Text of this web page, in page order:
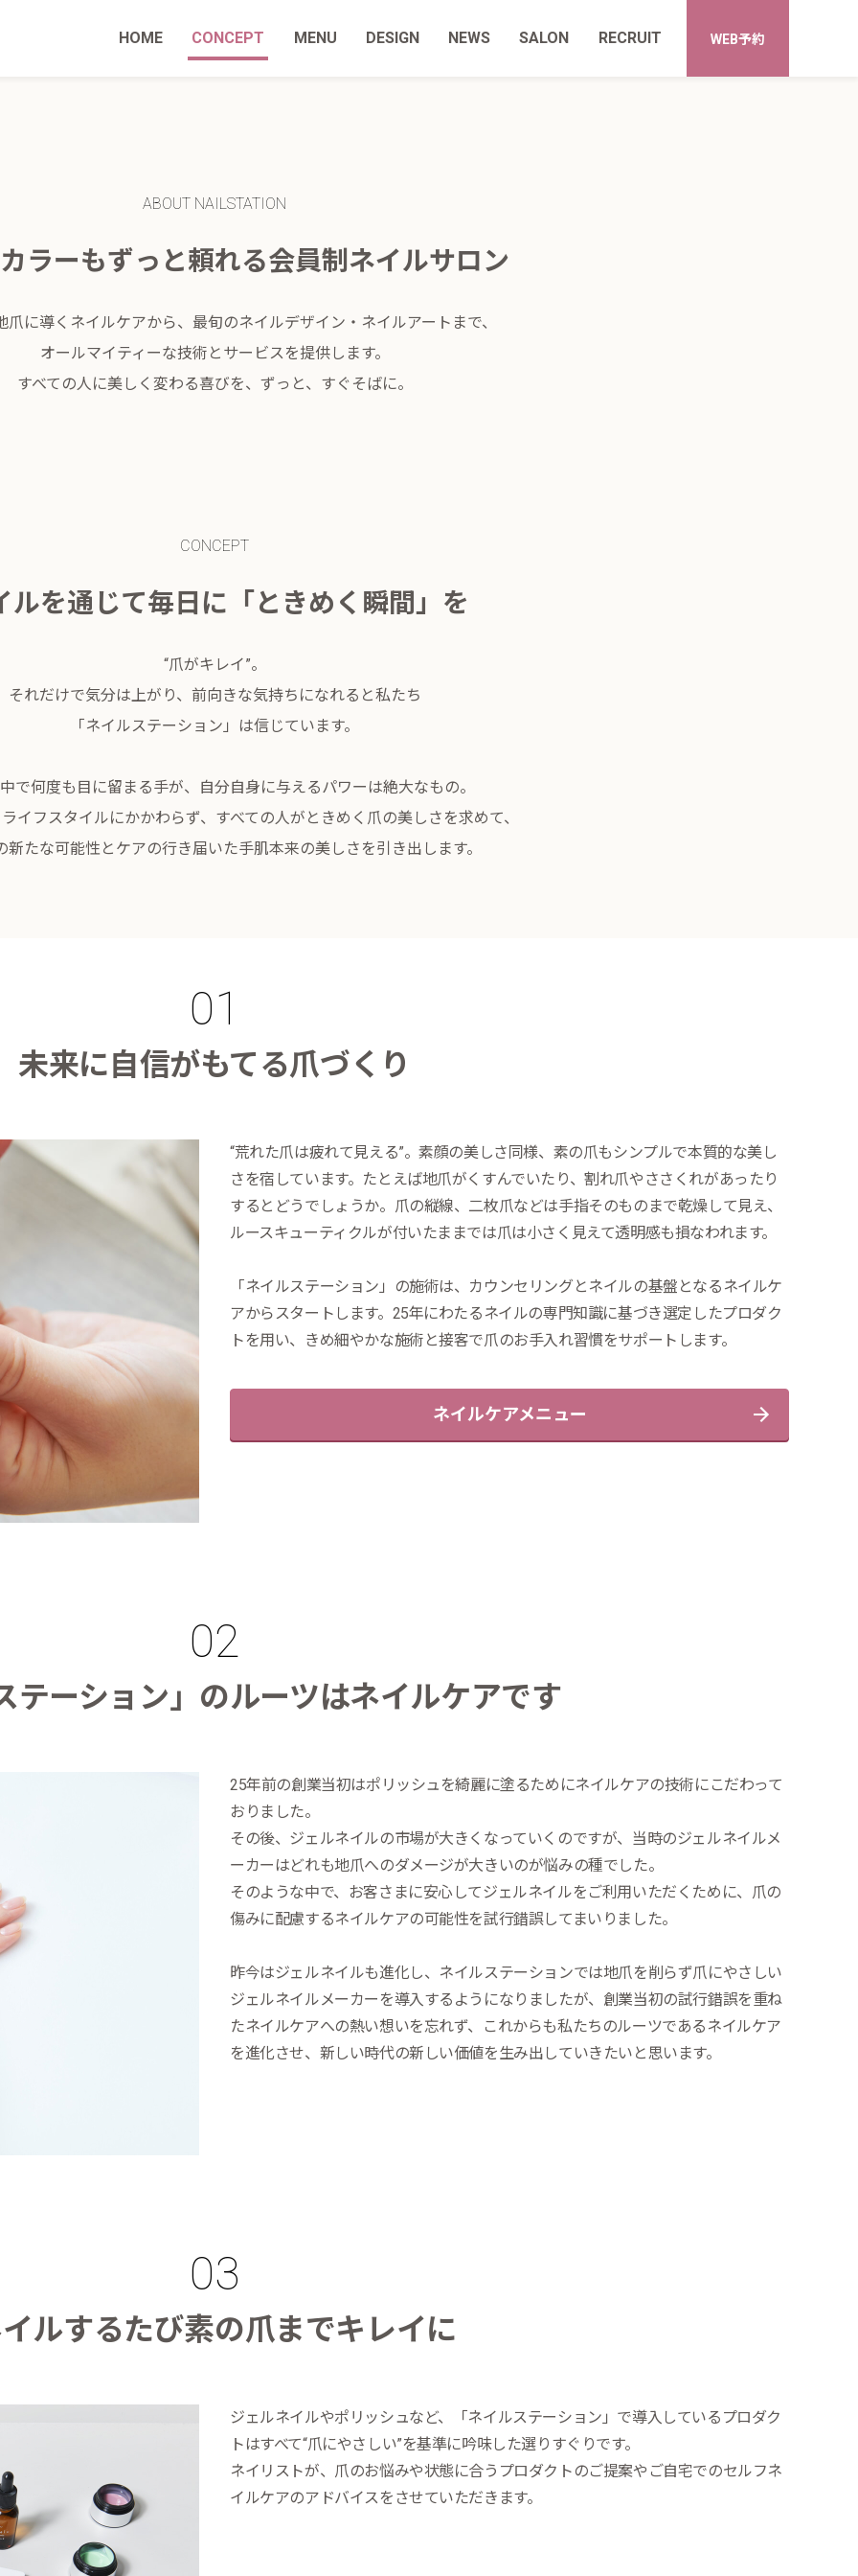
HOME CONCEPT MENU DESIGN NEWS SALON RECRUIT WEB予約
ABOUT NAILSTATION
ラーもずっと頼れる会員制ネイルサロン
爪に導くネイルケアから、最旬のネイルデザイン・ネイルアートまで、
オールマイティーな技術とサービスを提供します。
すべての人に美しく変わる喜びを、ずっと、すぐそばに。
CONCEPT
ルを通じて毎日に「ときめく瞬間」を
“爪がキレイ”。
それだけで気分は上がり、前向きな気持ちになれると私たち
「ネイルステーション」は信じています。
で何度も目に留まる手が、自分自身に与えるパワーは絶大なもの。
イフスタイルにかかわらず、すべての人がときめく爪の美しさを求めて、
新たな可能性とケアの行き届いた手肌本来の美しさを引き出します。
未来に自信がもてる爪づくり
“荒れた爪は疲れて見える”。素顔の美しさ同様、素の爪もシンプルで本質的な美し
さを宿しています。たとえば地爪がくすんでいたり、割れ爪やささくれがあったり
するとどうでしょうか。爪の縦線、二枚爪などは手指そのものまで乾燥して見え、
ルースキューティクルが付いたままでは爪は小さく見えて透明感も損なわれます。
「ネイルステーション」の施術は、カウンセリングとネイルの基盤となるネイルケ
アからスタートします。25年にわたるネイルの専門知識に基づき選定したプロダク
トを用い、きめ細やかな施術と接客で爪のお手入れ習慣をサポートします。
ネイルケアメニュー
テーション」のルーツはネイルケアです
25年前の創業当初はポリッシュを綺麗に塗るためにネイルケアの技術にこだわって
おりました。
その後、ジェルネイルの市場が大きくなっていくのですが、当時のジェルネイルメ
ーカーはどれも地爪へのダメージが大きいのが悩みの種でした。
そのような中で、お客さまに安心してジェルネイルをご利用いただくために、爪の
傷みに配慮するネイルケアの可能性を試行錯誤してまいりました。
昨今はジェルネイルも進化し、ネイルステーションでは地爪を削らず爪にやさしい
ジェルネイルメーカーを導入するようになりましたが、創業当初の試行錯誤を重ね
たネイルケアへの熱い想いを忘れず、これからも私たちのルーツであるネイルケア
を進化させ、新しい時代の新しい価値を生み出していきたいと思います。
ルするたび素の爪までキレイに
ジェルネイルやポリッシュなど、「ネイルステーション」で導入しているプロダク
トはすべて“爪にやさしい”を基準に吟味した選りすぐりです。
ネイリストが、爪のお悩みや状態に合うプロダクトのご提案やご自宅でのセルフネ
イルケアのアドバイスをさせていただきます。